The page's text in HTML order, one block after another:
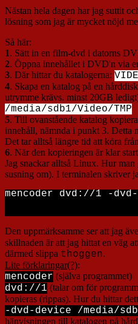
Nästan hela dagen har jag suttit
lösning som jag är mycket nöjd
Så här:
1. Sätt in en film-dvd i datorns
2. Öppna innehållet i DVD'n via
3. Där hittar du katalogerna:
4. Skapa en katalog på en
utrymme krävs. minst 20GB
/media/sdb1/Video/TMP
5. Till ovanstående katalog
innehåll, nämnda i punkt 3. Detta
Det tar alltså längre tid att köra
6. När den kopieringen är klar
Jag snackar alltså Linux. Hur
susning om). I terminalen skriver
mencoder dvd://1 -
Den uppmärksamme ser att jag
skillnaden är att jag hittat en väg
därmed slippa thoggen.
Lite förklaringar(?):
mencoder (själva programmet)
dvd://1 (talar om för
kopieras (rippas). Hur du hittar
-dvd-device /media/
hänvisningen till katalogen på